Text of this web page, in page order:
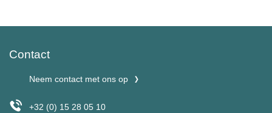
Contact
Neem contact met ons op
+32 (0) 15 28 05 10